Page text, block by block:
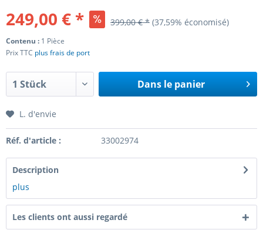
249,00 € * 399,00 € * (37,59% économisé)
Contenu : 1 Pièce
Prix TTC plus frais de port
Dans le panier
L. d'envie
Réf. d'article : 33002974
Description
plus
Les clients ont aussi regardé